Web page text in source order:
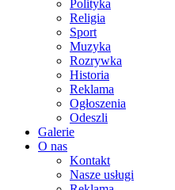
Polityka
Religia
Sport
Muzyka
Rozrywka
Historia
Reklama
Ogłoszenia
Odeszli
Galerie
O nas
Kontakt
Nasze usługi